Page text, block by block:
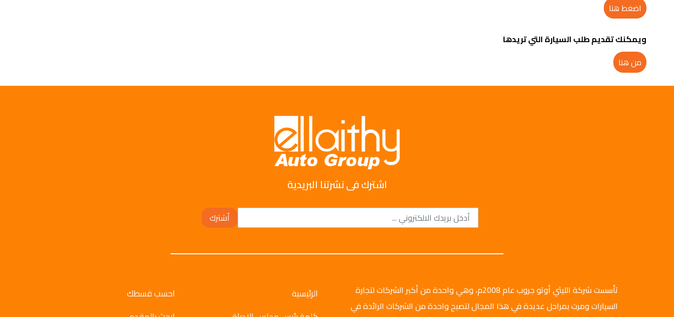
اضغط هنا
ويمكنك تقديم طلب السيارة التي تريدها
من هنا
اشترك فى نشرتنا البريدية
أشترك
تأسست شركة الليثي أوتو جروب عام 2008م، وهي واحدة من أكبر الشركات لتجارة
السيارات ومرت بمراحل عديدة في هذا المجال لتصبح واحدة من الشركات الرائدة في
الرئيسية
احسب قسطك